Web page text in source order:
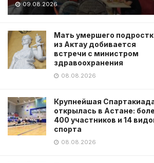
09.08.2026
Мать умершего
из Актау добивается
встречи с министром
здравоохранения
08.08.2026
Крупнейшая
открылась в Астане:
400 участников и 14
спорта
08.08.2026